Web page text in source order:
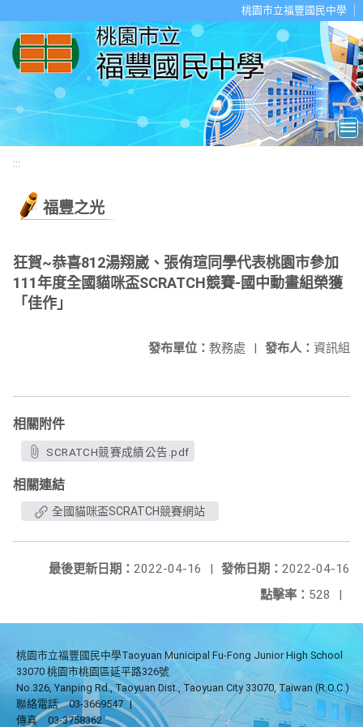
桃園市立福豐國民中學
:::
福豐之光
狂賀~恭喜812湯翔崴、張侑瑄同學代表桃園市參加
111年度全國貓咪盃SCRATCH競賽-國中動畫組榮獲
「佳作」
發布人： 資訊組
發布單位： 教務處 |
相關附件
SCRATCH競賽成績公告.pdf
相關連結
全國貓咪盃SCRATCH競賽網站
發佈日期： 2022-04-16
最後更新日期： 2022-04-16
|
點擊率： 528 |
桃園市立福豐國民中學Taoyuan Municipal Fu-Fong Junior High School
33070 桃園市桃園區延平路326號
No.326, Yanping Rd., Taoyuan Dist., Taoyuan City 33070, Taiwan (R.O.C.)
聯絡電話
03-3669547 |
傳真
03-3758362